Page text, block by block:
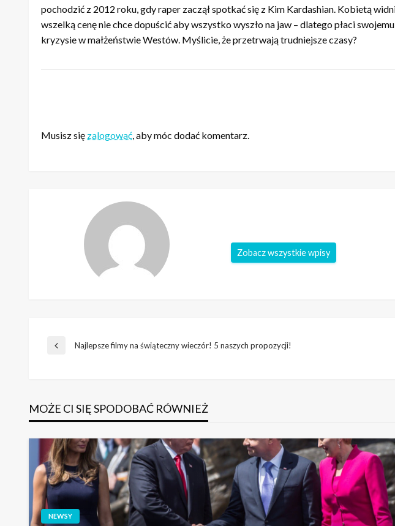
pochodzić z 2012 roku, gdy raper zaczął spotkać się z Kim Kardashian. Kobietą
wszelką cenę nie chce dopuścić aby wszystko wyszło na jaw – dlatego płaci
kryzysie w małżeństwie Westów. Myślicie, że przetrwają trudniejsze czasy?
Musisz się zalogować, aby móc dodać komentarz.
Zobacz wszystkie wpisy
Nawigacja
Poprzedni
Najlepsze filmy na świąteczny wieczór! 5 naszych propozycji!
MOŻE CI SIĘ SPODOBAĆ RÓWNIEŻ
NEWSY